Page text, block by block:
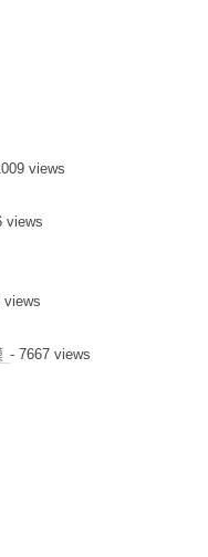
views
views
views
- 7667 views